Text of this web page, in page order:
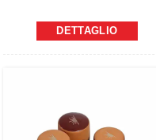
DETTAGLIO